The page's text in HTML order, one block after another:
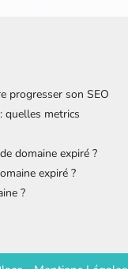
progresser son SEO
quelles metrics
domaine expiré ?
expiré ?
?